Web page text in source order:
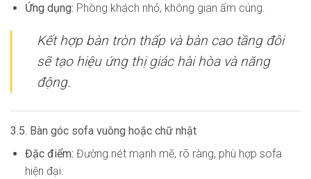
Ứng dụng: Phòng khách nhỏ, không gian ấm cúng.
Kết hợp bàn tròn thấp và bàn cao tầng đôi
sẽ tạo hiệu ứng thị giác hài hòa và năng
động.
3.5. Bàn góc sofa vuông hoặc chữ nhật
Đặc điểm: Đường nét mạnh mẽ, rõ ràng, phù hợp sofa
hiện đại.